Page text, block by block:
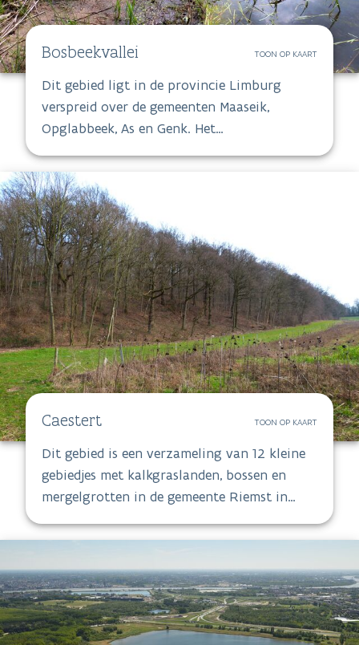
Bosbeekvallei TOON OP KAART
Dit gebied ligt in de provincie Limburg
verspreid over de gemeenten Maaseik,
Opglabbeek, As en Genk. Het
Kempens Plateau tot in de Vlakte van
Bocholt. Maar liefst 93% van het gebied
heeft momenteel als bestemming 'natuur'.
Caestert TOON OP KAART
Dit gebied is een verzameling van 12 kleine
gebiedjes met kalkgraslanden, bossen en
mergelgrotten in de gemeente Riemst in
Roosburg (24 ha), Tiendeberg (15 ha) en